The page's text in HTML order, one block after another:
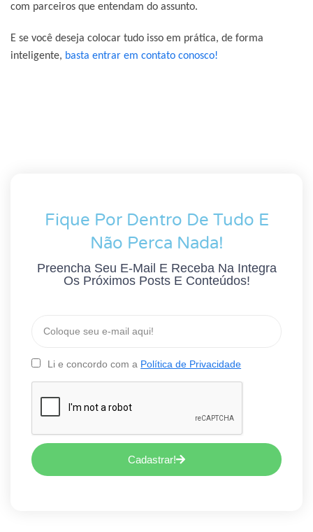
com parceiros que entendam do assunto.
E se você deseja colocar tudo isso em prática, de forma
inteligente, basta entrar em contato conosco!
Fique Por Dentro De Tudo E
Não Perca Nada!
Preencha Seu E-Mail E Receba Na Integra
Os Próximos Posts E Conteúdos!
Li e concordo com a Política de Privacidade
Cadastrar!